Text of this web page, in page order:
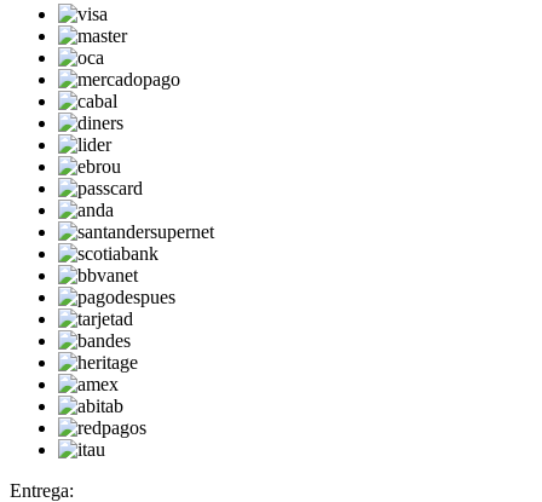
Entrega: